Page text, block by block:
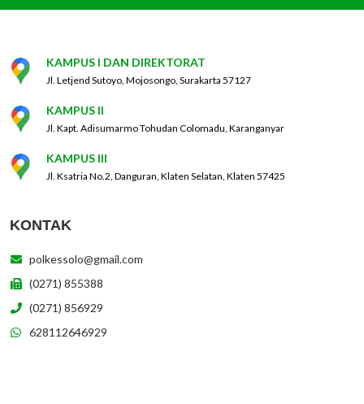
KAMPUS I DAN DIREKTORAT
Jl. Letjend Sutoyo, Mojosongo, Surakarta 57127
KAMPUS II
Jl. Kapt. Adisumarmo Tohudan Colomadu, Karanganyar
KAMPUS III
Jl. Ksatria No.2, Danguran, Klaten Selatan, Klaten 57425
KONTAK
polkessolo@gmail.com
(0271) 855388
(0271) 856929
628112646929